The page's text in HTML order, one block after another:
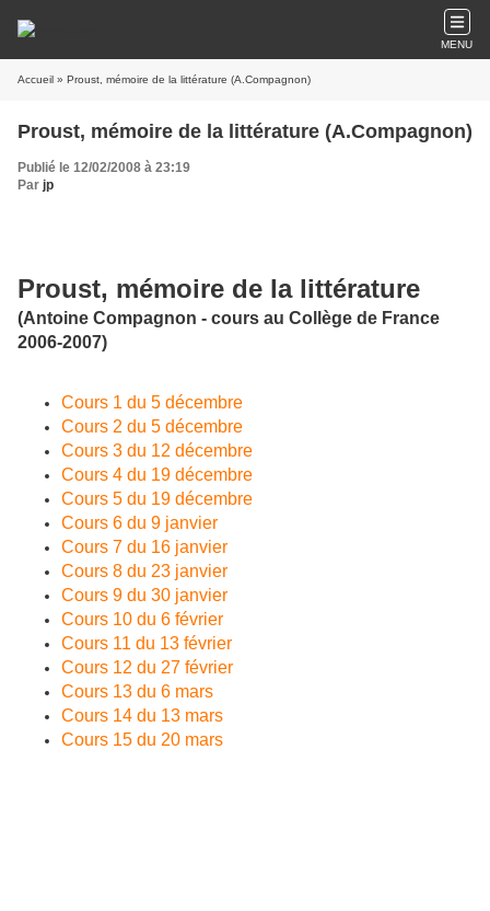
MENU
Accueil » Proust, mémoire de la littérature (A.Compagnon)
Proust, mémoire de la littérature (A.Compagnon)
Publié le 12/02/2008 à 23:19
Par jp
Proust, mémoire de la littérature
(Antoine Compagnon - cours au Collège de France
2006-2007)
Cours 1 du 5 décembre
Cours 2 du 5 décembre
Cours 3 du 12 décembre
Cours 4 du 19 décembre
Cours 5 du 19 décembre
Cours 6 du 9 janvier
Cours 7 du 16 janvier
Cours 8 du 23 janvier
Cours 9 du 30 janvier
Cours 10 du 6 février
Cours 11 du 13 février
Cours 12 du 27 février
Cours 13 du 6 mars
Cours 14 du 13 mars
Cours 15 du 20 mars